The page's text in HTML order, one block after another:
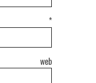
*